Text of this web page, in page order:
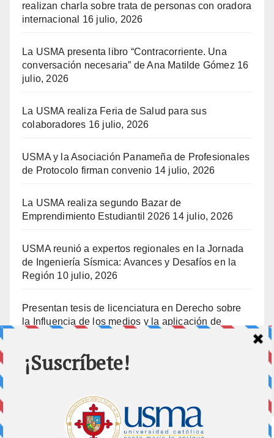
realizan charla sobre trata de personas con oradora
internacional
16 julio, 2026
La USMA presenta libro “Contracorriente. Una
conversación necesaria” de Ana Matilde Gómez 16
julio, 2026
La USMA realiza Feria de Salud para sus
colaboradores 16 julio, 2026
USMA y la Asociación Panameña de Profesionales
de Protocolo firman convenio 14 julio, 2026
La USMA realiza segundo Bazar de
Emprendimiento Estudiantil 2026 14 julio, 2026
USMA reunió a expertos regionales en la Jornada
de Ingeniería Sísmica: Avances y Desafíos en la
Región 10 julio, 2026
Presentan tesis de licenciatura en Derecho sobre
la Influencia de los medios y la aplicación de